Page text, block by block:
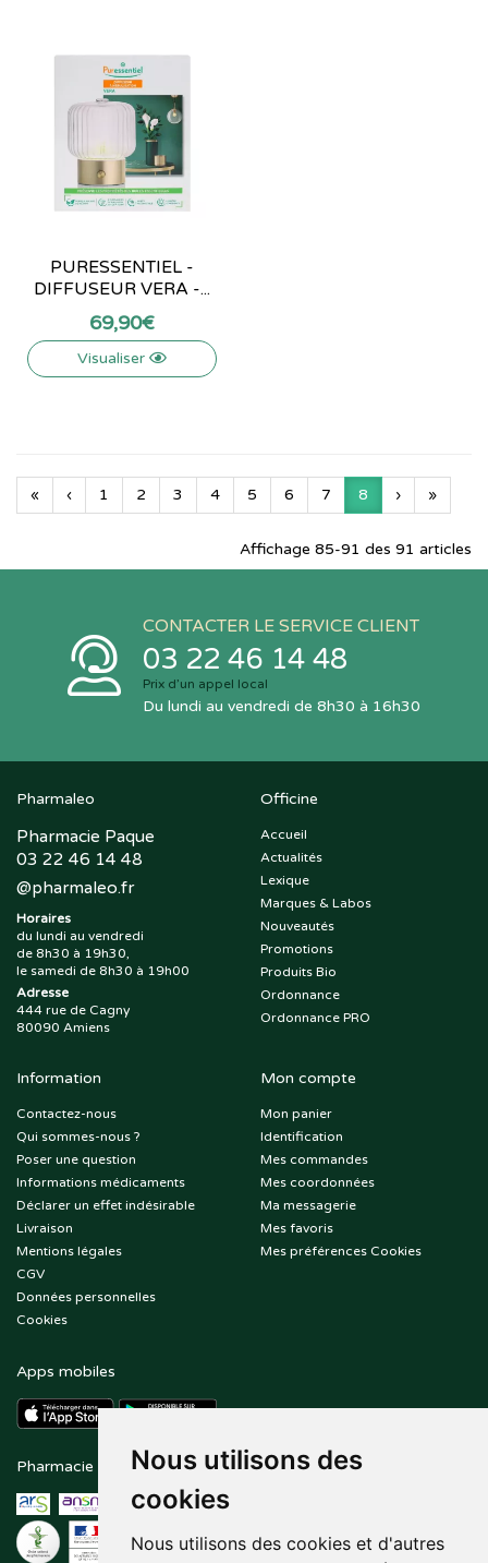
Nous utilisons des
cookies
Nous utilisons des cookies et d'autres
PURESSENTIEL -
DIFFUSEUR VERA -...
69,90€
Visualiser
« ‹ 1 2 3 4 5 6 7 8 › »
Affichage 85-91 des 91 articles
CONTACTER LE SERVICE CLIENT
03 22 46 14 48
Prix d’un appel local
Du lundi au vendredi de 8h30 à 16h30
Pharmaleo
Pharmacie Paque
03 22 46 14 48
@pharmaleo.fr
Horaires
du lundi au vendredi
de 8h30 à 19h30,
le samedi de 8h30 à 19h00
Adresse
444 rue de Cagny
80090 Amiens
Officine
Accueil
Actualités
Lexique
Marques & Labos
Nouveautés
Promotions
Produits Bio
Ordonnance
Ordonnance PRO
Information
Contactez-nous
Qui sommes-nous ?
Poser une question
Informations médicaments
Déclarer un effet indésirable
Livraison
Mentions légales
CGV
Données personnelles
Cookies
Mon compte
Mon panier
Identification
Mes commandes
Mes coordonnées
Ma messagerie
Mes favoris
Mes préférences Cookies
Apps mobiles
Pharmacie en ligne agréée Paiement sécurisé